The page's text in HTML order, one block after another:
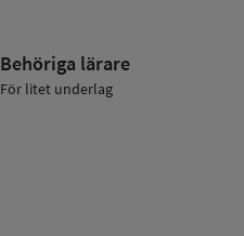
Behöriga lärare
För litet underlag